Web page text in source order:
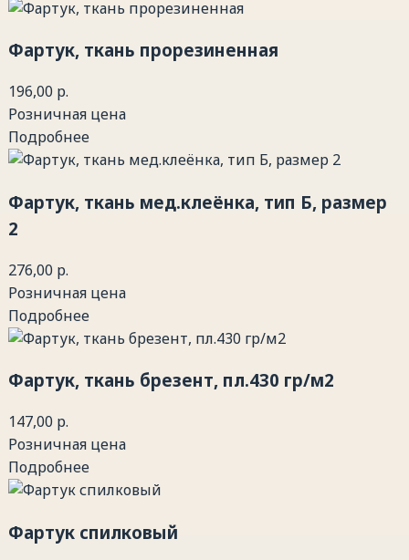
Фартук, ткань прорезиненная
196,00 р.
Розничная цена
Подробнее
Фартук, ткань мед.клеёнка, тип Б, размер
2
276,00 р.
Розничная цена
Подробнее
Фартук, ткань брезент, пл.430 гр/м2
147,00 р.
Розничная цена
Подробнее
Фартук спилковый